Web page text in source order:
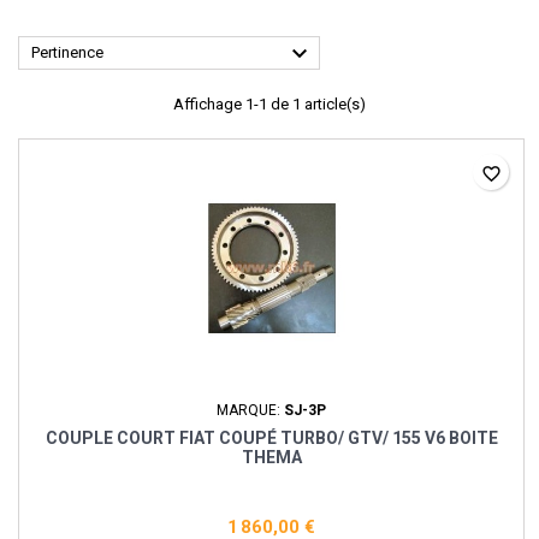
Pertinence 
Affichage 1-1 de 1 article(s)
MARQUE: SJ-3P
COUPLE COURT FIAT COUPÉ TURBO/ GTV/ 155 V6 BOITE
THEMA
1 860,00 €
favorite_border